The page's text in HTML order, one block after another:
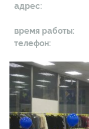
адрес:
время работы:
телефон: